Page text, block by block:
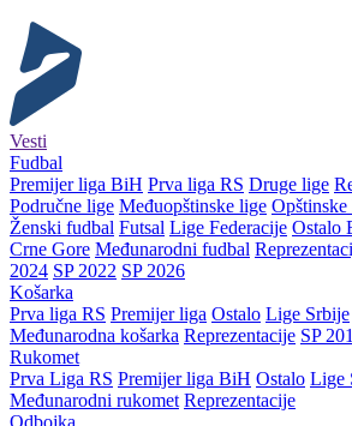
Vesti
Fudbal
Premijer liga BiH Prva liga RS Druge lige
Područne lige Međuopštinske lige Opštinske
Ženski fudbal Futsal Lige Federacije Ostalo
Crne Gore Međunarodni fudbal
2024 SP 2022 SP 2026
Košarka
Prva liga RS Premijer liga Ostalo Lige Srbije
Međunarodna košarka Reprezentacije SP
Rukomet
Prva Liga RS Premijer liga BiH Ostalo Lige
Međunarodni rukomet Reprezentacije
Odbojka